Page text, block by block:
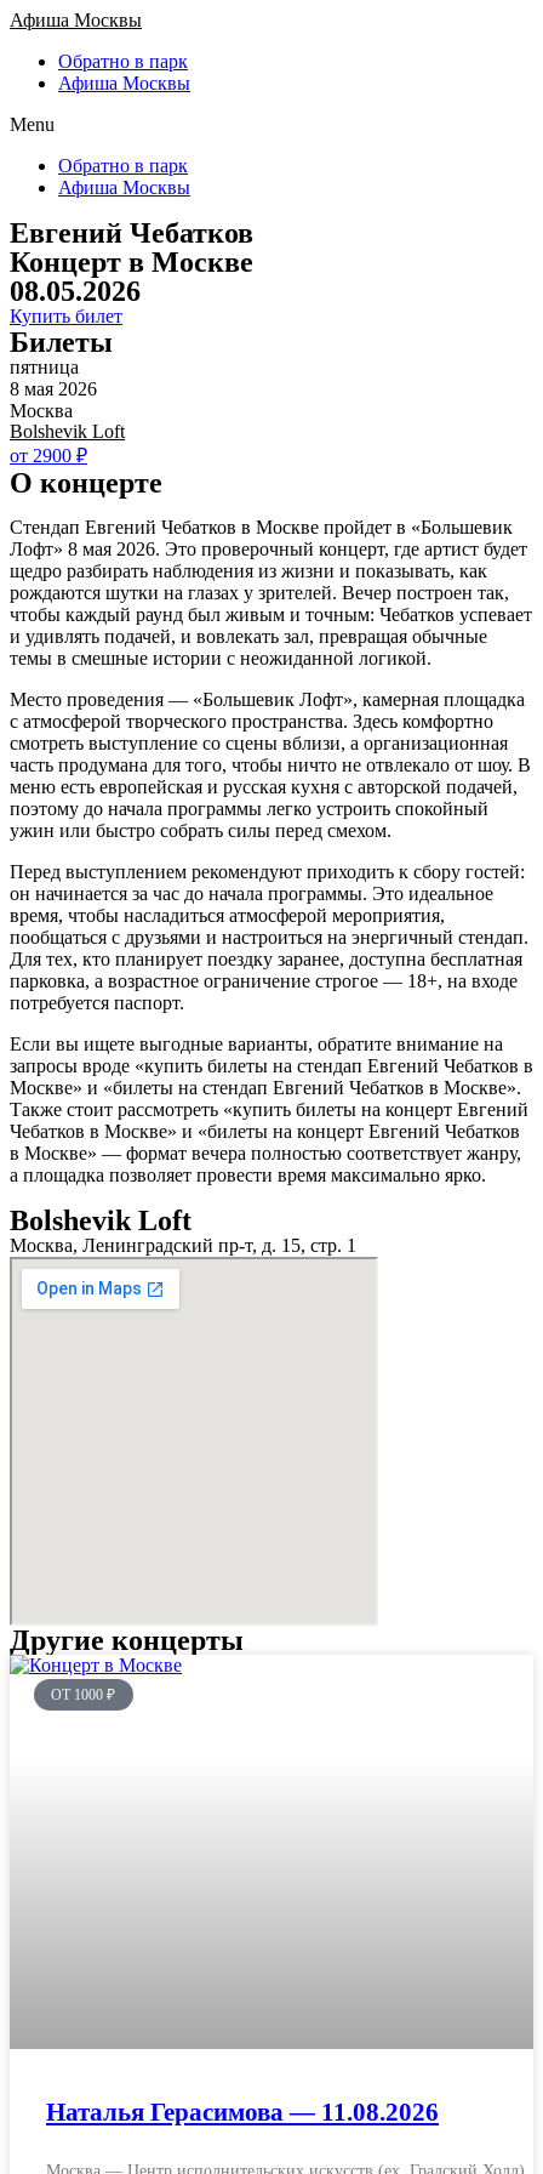
Афиша Москвы
Обратно в парк
Афиша Москвы
Menu
Обратно в парк
Афиша Москвы
Евгений Чебатков
Концерт в Москве
08.05.2026
Купить билет
Билеты
пятница
8 мая 2026
Москва
Bolshevik Loft
от 2900 ₽
О концерте
Стендап Евгений Чебатков в Москве пройдет в «Большевик
Лофт» 8 мая 2026. Это проверочный концерт, где артист будет
щедро разбирать наблюдения из жизни и показывать, как
рождаются шутки на глазах у зрителей. Вечер построен так,
чтобы каждый раунд был живым и точным: Чебатков успевает
и удивлять подачей, и вовлекать зал, превращая обычные
темы в смешные истории с неожиданной логикой.
Место проведения — «Большевик Лофт», камерная площадка
с атмосферой творческого пространства. Здесь комфортно
смотреть выступление со сцены вблизи, а организационная
часть продумана для того, чтобы ничто не отвлекало от шоу. В
меню есть европейская и русская кухня с авторской подачей,
поэтому до начала программы легко устроить спокойный
ужин или быстро собрать силы перед смехом.
Перед выступлением рекомендуют приходить к сбору гостей:
он начинается за час до начала программы. Это идеальное
время, чтобы насладиться атмосферой мероприятия,
пообщаться с друзьями и настроиться на энергичный стендап.
Для тех, кто планирует поездку заранее, доступна бесплатная
парковка, а возрастное ограничение строгое — 18+, на входе
потребуется паспорт.
Если вы ищете выгодные варианты, обратите внимание на
запросы вроде «купить билеты на стендап Евгений Чебатков в
Москве» и «билеты на стендап Евгений Чебатков в Москве».
Также стоит рассмотреть «купить билеты на концерт Евгений
Чебатков в Москве» и «билеты на концерт Евгений Чебатков
в Москве» — формат вечера полностью соответствует жанру,
а площадка позволяет провести время максимально ярко.
Bolshevik Loft
Москва, Ленинградский пр-т, д. 15, стр. 1
Другие концерты
ОТ 1000 ₽
Наталья Герасимова — 11.08.2026